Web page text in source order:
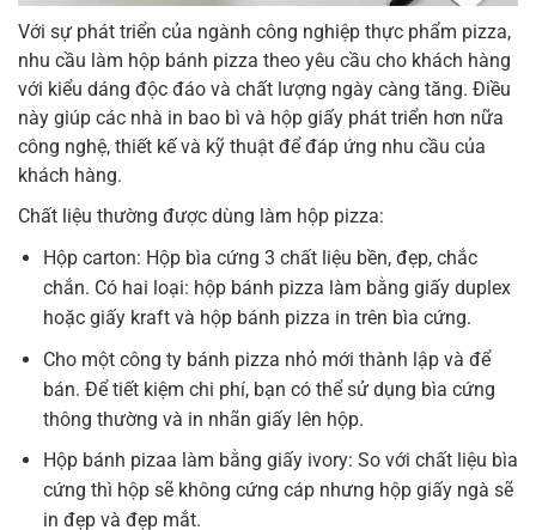
Với sự phát triển của ngành công nghiệp thực phẩm pizza,
nhu cầu làm hộp bánh pizza theo yêu cầu cho khách hàng
với kiểu dáng độc đáo và chất lượng ngày càng tăng. Điều
này giúp các nhà in bao bì và hộp giấy phát triển hơn nữa
công nghệ, thiết kế và kỹ thuật để đáp ứng nhu cầu của
khách hàng.
Chất liệu thường được dùng làm hộp pizza:
Hộp carton: Hộp bìa cứng 3 chất liệu bền, đẹp, chắc
chắn. Có hai loại: hộp bánh pizza làm bằng giấy duplex
hoặc giấy kraft và hộp bánh pizza in trên bìa cứng.
Cho một công ty bánh pizza nhỏ mới thành lập và để
bán. Để tiết kiệm chi phí, bạn có thể sử dụng bìa cứng
thông thường và in nhãn giấy lên hộp.
Hộp bánh pizaa làm bằng giấy ivory: So với chất liệu bìa
cứng thì hộp sẽ không cứng cáp nhưng hộp giấy ngà sẽ
in đẹp và đẹp mắt.